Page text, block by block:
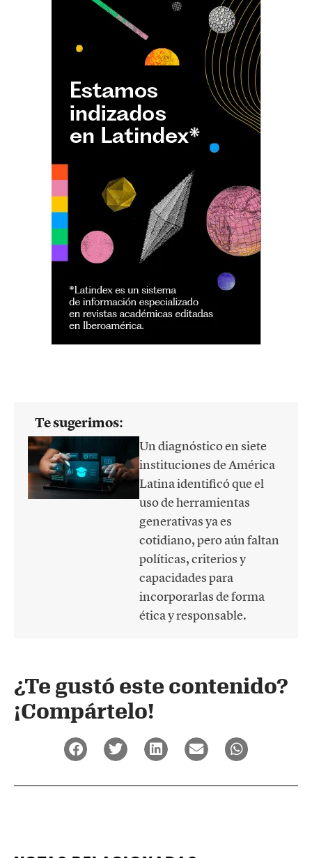
Te sugerimos:
Un diagnóstico en siete
instituciones de América
Latina identificó que el
uso de herramientas
generativas ya es
cotidiano, pero aún faltan
políticas, criterios y
capacidades para
incorporarlas de forma
ética y responsable.
¿Te gustó este contenido?
¡Compártelo!